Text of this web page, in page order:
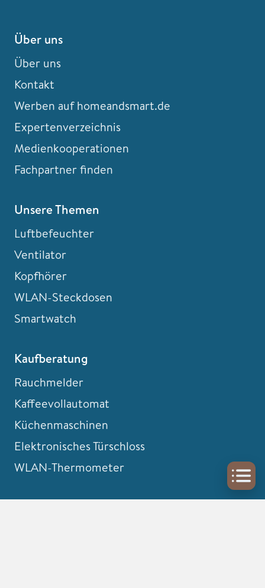
Über uns
Über uns
Kontakt
Werben auf homeandsmart.de
Expertenverzeichnis
Medienkooperationen
Fachpartner finden
Unsere Themen
Luftbefeuchter
Ventilator
Kopfhörer
WLAN-Steckdosen
Smartwatch
Kaufberatung
Rauchmelder
Kaffeevollautomat
Küchenmaschinen
Elektronisches Türschloss
WLAN-Thermometer